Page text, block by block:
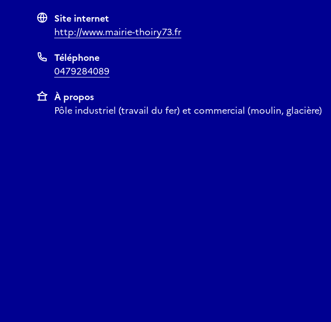
Site internet
http://www.mairie-thoiry73.fr
Téléphone
0479284089
À propos
Pôle industriel (travail du fer) et commercial (moulin, glacière)